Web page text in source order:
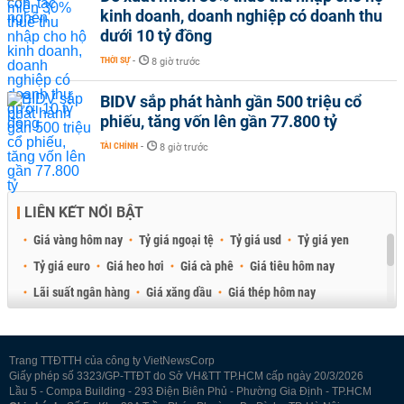
kinh doanh, doanh nghiệp có doanh thu
dưới 10 tỷ đồng
THỜI SỰ - 8 giờ trước
BIDV sắp phát hành gần 500 triệu cổ
phiếu, tăng vốn lên gần 77.800 tỷ
TÀI CHÍNH - 8 giờ trước
LIÊN KẾT NỔI BẬT
Giá vàng hôm nay Tỷ giá ngoại tệ Tỷ giá usd
Tỷ giá yen
Tỷ giá euro
Giá heo hơi Giá cà phê
Giá tiêu hôm nay
Lãi suất ngân hàng
Giá xăng dầu
Giá thép hôm nay
Trang TTĐTTH của công ty VietNewsCorp
Giấy phép số 3323/GP-TTĐT do Sở VH&TT TP.HCM cấp ngày 20/3/2026
Lầu 5 - Compa Building - 293 Điện Biên Phủ - Phường Gia Định - TP.HCM